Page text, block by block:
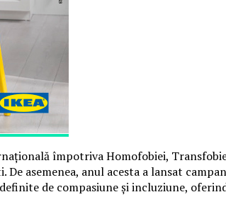
împotriva Homofobiei,
asemenea, anul acesta a lansat
de compasiune și incluziune,